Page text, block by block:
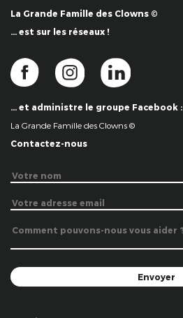
La Grande Famille des Clowns ©
… est sur les réseaux !
… et administre le groupe Facebook :
La Grande Famille des Clowns ©
Contactez-nous